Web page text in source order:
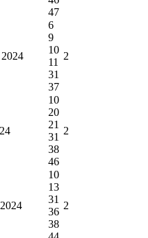
47
6
9
10
11
31
37
2
10
20
21
31
38
46
2
10
13
31
36
38
2